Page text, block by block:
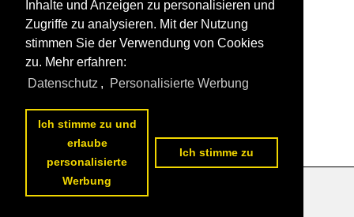
Datenschutzerklärung
Inhalte und Anzeigen zu personalisieren und
Zugriffe zu analysieren. Mit der Nutzung
stimmen Sie der Verwendung von Cookies
zu. Mehr erfahren:
Datenschutz , Personalisierte Werbung
Ich stimme zu und
erlaube
personalisierte
Werbung
Ich stimme zu